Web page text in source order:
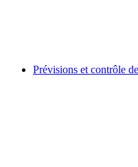
Prévisions et contrôle